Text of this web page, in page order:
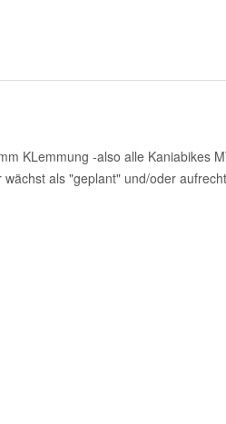
KLemmung -also alle Kaniabikes
als "geplant" und/oder